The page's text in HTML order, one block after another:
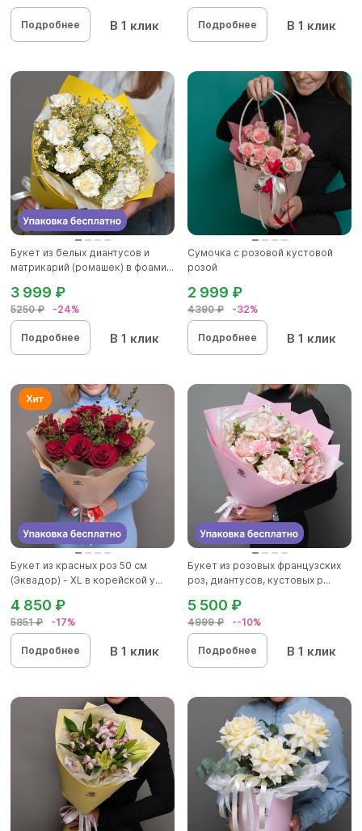
Подробнее В 1 клик Подробнее В 1 клик
Букет из белых диантусов и
матрикарий (ромашек) в фоами...
5250 ₽ -24%
3 999 ₽
Подробнее В 1 клик
Сумочка с розовой кустовой
розой
4390 ₽ -32%
2 999 ₽
Подробнее В 1 клик
Букет из красных роз 50 см
(Эквадор) - XL в корейской у...
5851 ₽ -17%
4 850 ₽
Подробнее В 1 клик
Букет из розовых французских
роз, диантусов, кустовых р...
4999 ₽ --10%
5 500 ₽
Подробнее В 1 клик